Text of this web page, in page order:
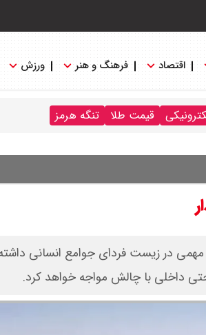
اقتصاد فرهنگ و هنر ورزش
قیمت طلا تنگه هرمز
در زیست فردای جوامع انسانی
حتی داخلی با چالش مواجه خواهد کرد.